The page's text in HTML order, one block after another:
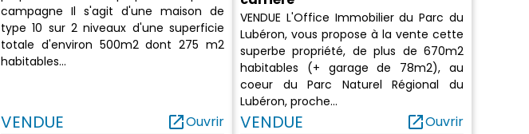
campagne Il s'agit d'une maison de
type 10 sur 2 niveaux d'une superficie
totale d'environ 500m2 dont 275 m2
habitables...
VENDUE open_in_newOuvrir
VENDUE L'Office Immobilier du Parc du
Lubéron, vous propose à la vente cette
superbe propriété, de plus de 670m2
habitables (+ garage de 78m2), au
coeur du Parc Naturel Régional du
Lubéron, proche...
VENDUE open_in_newOuvrir